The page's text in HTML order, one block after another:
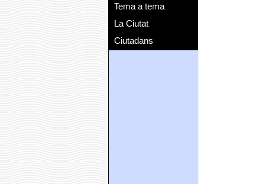
Tema a tema
La Ciutat
Ciutadans